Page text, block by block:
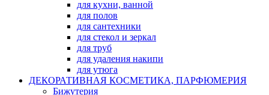
для кухни, ванной
для полов
для сантехники
для стекол и зеркал
для труб
для удаления накипи
для утюга
ДЕКОРАТИВНАЯ КОСМЕТИКА, ПАРФЮМЕРИЯ
Бижутерия